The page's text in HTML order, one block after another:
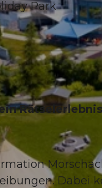
Park
Dabei